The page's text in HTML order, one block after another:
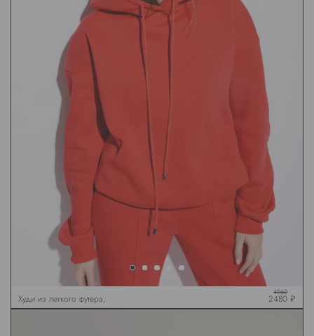
Худи из легкого футера,
красный
4960
2480 ₽